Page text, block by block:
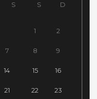
S S D
1 2
7 8 9
14 15 16
21 22 23